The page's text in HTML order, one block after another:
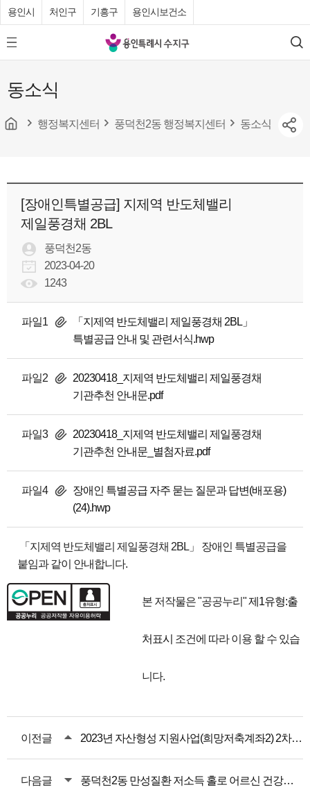
용인시 처인구 기흥구 용인시보건소
모
바
메
뉴
튼
용
인
수
청
검
색
동소식
행정복지센터 풍덕천2동 행정복지센터 동소식
[장애인특별공급] 지제역 반도체밸리
제일풍경채 2BL
풍덕천2동
2023-04-20
1243
파일1
「지제역 반도체밸리 제일풍경채 2BL」
특별공급 안내 및 관련서식.hwp
파일2
20230418_지제역 반도체밸리 제일풍경채
기관추천 안내문.pdf
파일3
20230418_지제역 반도체밸리 제일풍경채
기관추천 안내문_별첨자료.pdf
파일4
장애인 특별공급 자주 묻는 질문과 답변(배포용)
(24).hwp
「지제역 반도체밸리 제일풍경채 2BL」 장애인 특별공급을
붙임과 같이 안내합니다.
본 저작물은 "공공누리"제1유형:출
처표시 조건에 따라 이용 할 수 있습
니다.
이전글 2023년 자산형성 지원사업(희망저축계좌2) 2차 모집 일정 안내
다음글 풍덕천2동 만성질환 저소득 홀로 어르신 건강달력 지원